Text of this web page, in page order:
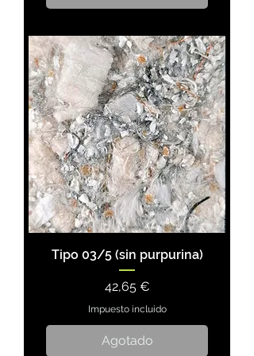
Tipo 03/5 (sin purpurina)
Precio
42,65 €
Impuesto incluido
Agotado